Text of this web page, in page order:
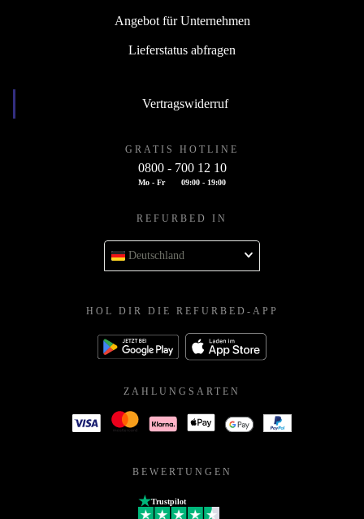
Angebot für Unternehmen
Lieferstatus abfragen
Vertragswiderruf
GRATIS HOTLINE
0800 - 700 12 10
Mo - Fr 09:00 - 19:00
REFURBED IN
Deutschland
HOL DIR DIE REFURBED-APP
ZAHLUNGSARTEN
BEWERTUNGEN
Trustpilot